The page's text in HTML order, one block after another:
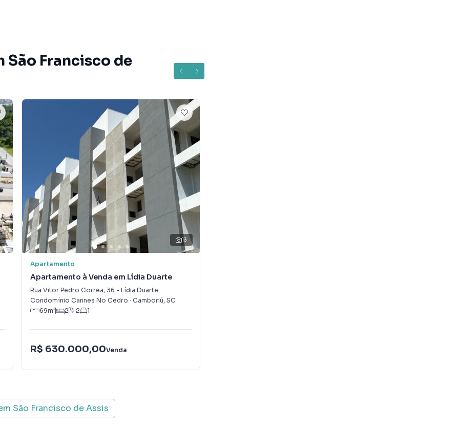
corretores
prévio.
algumas imagens aqui contidas, possuem apenas
e peças decorativas são de responsabilidade do
bairro São Francisco de Assis, em Camboriú. Não
sobre Apartamento em Camboriú? Entre em
2710.
casas residenciais e comerciais, sobrados,
que mais combina com seu estilo de vida.
com segurança e tranquilidade. Na Interpraias
seu computador ou smartphone. Nós criamos
alugar seu imóvel muito mais rápido do que em
São Francisco de
13
Apartamento
Apartamento à Venda em Lídia Duarte
Rua Vitor Pedro Correa, 36 - Lídia Duarte
Condomínio Cannes No Cedro · Camboriú, SC
69m² 2 2 1
R$ 630.000,00Venda
São Francisco de Assis